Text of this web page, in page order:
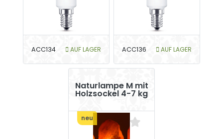
ACC134 AUF LAGER ACC136 AUF LAGER
Naturlampe M mit
Holzsockel 4-7 kg
neu